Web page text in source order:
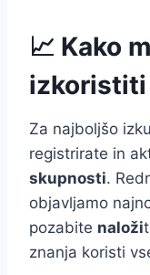
📈 Kako
izkoristiti
Za najboljšo
registrirate in
skupnosti.
objavljamo
pozabite naloži
znanja koristi